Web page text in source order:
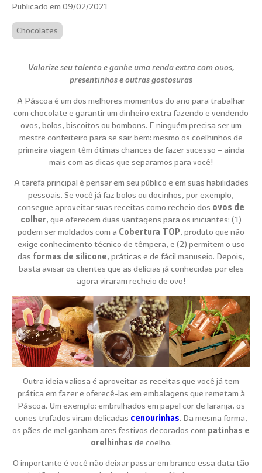
Publicado em 09/02/2021
Chocolates
Valorize seu talento e ganhe uma renda extra com ovos,
presentinhos e outras gostosuras
A Páscoa é um dos melhores momentos do ano para trabalhar
com chocolate e garantir um dinheiro extra fazendo e vendendo
ovos, bolos, biscoitos ou bombons. E ninguém precisa ser um
mestre confeiteiro para se sair bem: mesmo os coelhinhos de
primeira viagem têm ótimas chances de fazer sucesso – ainda
mais com as dicas que separamos para você!
A tarefa principal é pensar em seu público e em suas habilidades
pessoais. Se você já faz bolos ou docinhos, por exemplo,
consegue aproveitar suas receitas como recheio dos ovos de
colher, que oferecem duas vantagens para os iniciantes: (1)
podem ser moldados com a Cobertura TOP, produto que não
exige conhecimento técnico de têmpera, e (2) permitem o uso
das formas de silicone, práticas e de fácil manuseio. Depois,
basta avisar os clientes que as delícias já conhecidas por eles
agora viraram recheio de ovo!
Outra ideia valiosa é aproveitar as receitas que você já tem
prática em fazer e oferecê-las em embalagens que remetam à
Páscoa. Um exemplo: embrulhados em papel cor de laranja, os
cones trufados viram delicadas cenourinhas. Da mesma forma,
os pães de mel ganham ares festivos decorados com patinhas e
orelhinhas de coelho.
O importante é você não deixar passar em branco essa data tão